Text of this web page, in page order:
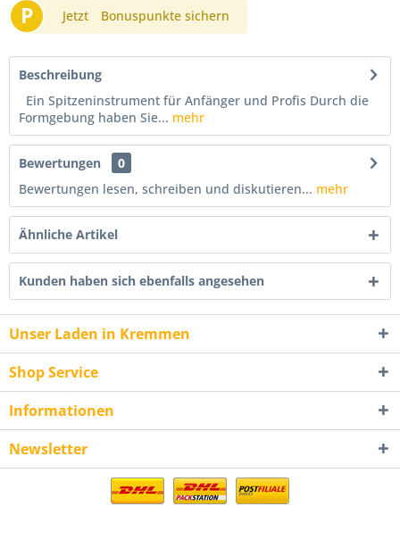
P Jetzt Bonuspunkte sichern
Beschreibung
Ein Spitzeninstrument für Anfänger und Profis Durch die
Formgebung haben Sie... mehr
Bewertungen
0
Bewertungen lesen, schreiben und diskutieren... mehr
Ähnliche Artikel
Kunden haben sich ebenfalls angesehen
Unser Laden in Kremmen
Shop Service
Informationen
Newsletter